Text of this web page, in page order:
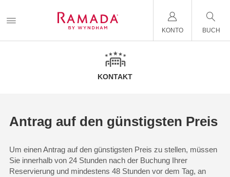
KONTO BUCH
KONTAKT
Antrag auf den günstigsten Preis
Um einen Antrag auf den günstigsten Preis zu stellen, müssen
Sie innerhalb von 24 Stunden nach der Buchung Ihrer
Reservierung und mindestens 48 Stunden vor dem Tag, an